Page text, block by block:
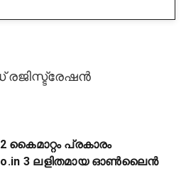
രജിസ്ട്രേഷൻ
കൈമാറ്റം പ്രകാരം
3 ലളിതമായ ഓൺലൈൻ